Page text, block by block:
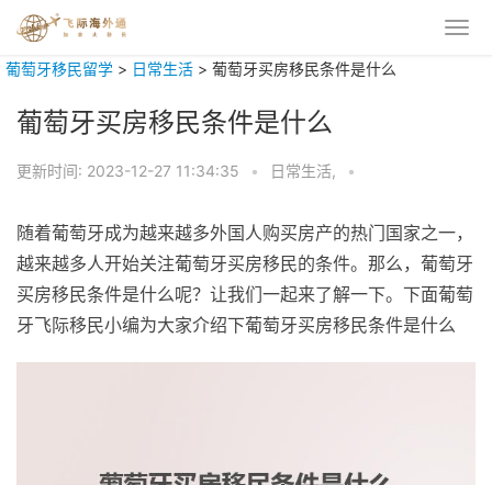
葡萄牙移民留学 > 日常生活 > 葡萄牙买房移民条件是什么
葡萄牙买房移民条件是什么
更新时间: 2023-12-27 11:34:35 • 日常生活, •
随着葡萄牙成为越来越多外国人购买房产的热门国家之一，
越来越多人开始关注葡萄牙买房移民的条件。那么，葡萄牙
买房移民条件是什么呢？让我们一起来了解一下。下面葡萄
牙飞际移民小编为大家介绍下葡萄牙买房移民条件是什么